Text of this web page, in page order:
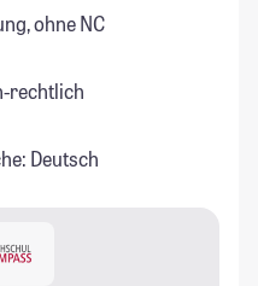
ohne NC
rechtlich
Deutsch